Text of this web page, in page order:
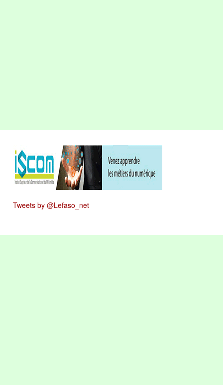
Tweets by @Lefaso_net